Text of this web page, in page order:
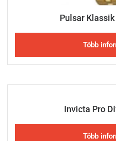
Pulsar Klassik
Több
Invicta Pro
Több